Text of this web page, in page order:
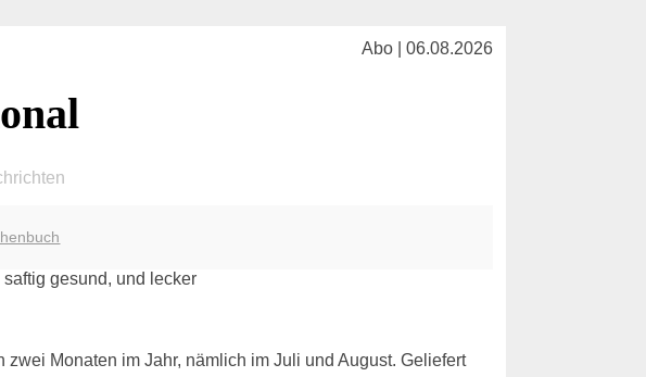
Abo | 06.08.2026
Monaten im Jahr, nämlich im Juli und August. Geliefert